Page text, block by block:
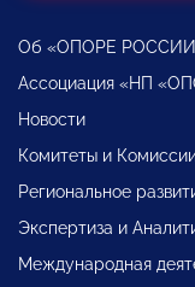
Об «ОПОРЕ
Ассоциация «НП
Новости
Комитеты и
Региональное
Экспертиза и
Международная